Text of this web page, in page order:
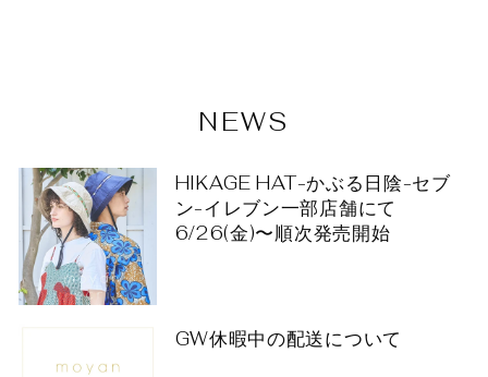
NEWS
HIKAGE HAT-かぶる日陰-セブ
ン-イレブン一部店舗にて
6/26(金)〜順次発売開始
GW休暇中の配送について